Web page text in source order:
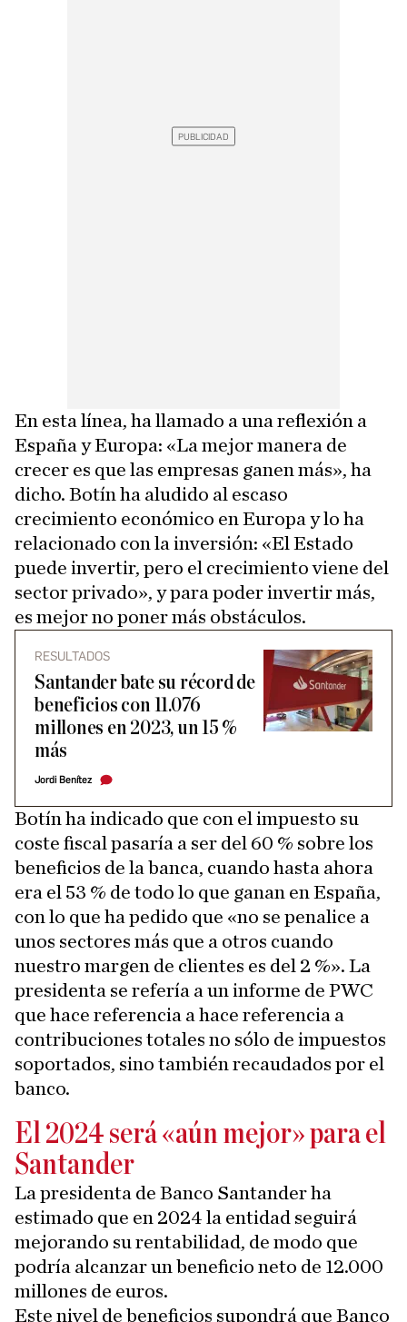
En esta línea, ha llamado a una reflexión a
España y Europa: «La mejor manera de
crecer es que las empresas ganen más», ha
dicho. Botín ha aludido al escaso
crecimiento económico en Europa y lo ha
relacionado con la inversión: «El Estado
puede invertir, pero el crecimiento viene del
sector privado», y para poder invertir más,
es mejor no poner más obstáculos.
RESULTADOS
Santander bate su récord de
beneficios con 11.076
millones en 2023, un 15 %
más
Jordi Benítez
Botín ha indicado que con el impuesto su
coste fiscal pasaría a ser del 60 % sobre los
beneficios de la banca, cuando hasta ahora
era el 53 % de todo lo que ganan en España,
con lo que ha pedido que «no se penalice a
unos sectores más que a otros cuando
nuestro margen de clientes es del 2 %». La
presidenta se refería a un informe de PWC
que hace referencia a hace referencia a
contribuciones totales no sólo de impuestos
soportados, sino también recaudados por el
banco.
El 2024 será «aún mejor» para el
Santander
La presidenta de Banco Santander ha
estimado que en 2024 la entidad seguirá
mejorando su rentabilidad, de modo que
podría alcanzar un beneficio neto de 12.000
millones de euros.
Este nivel de beneficios supondrá que Banco